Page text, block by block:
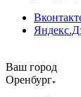
Ваш город
Оренбург